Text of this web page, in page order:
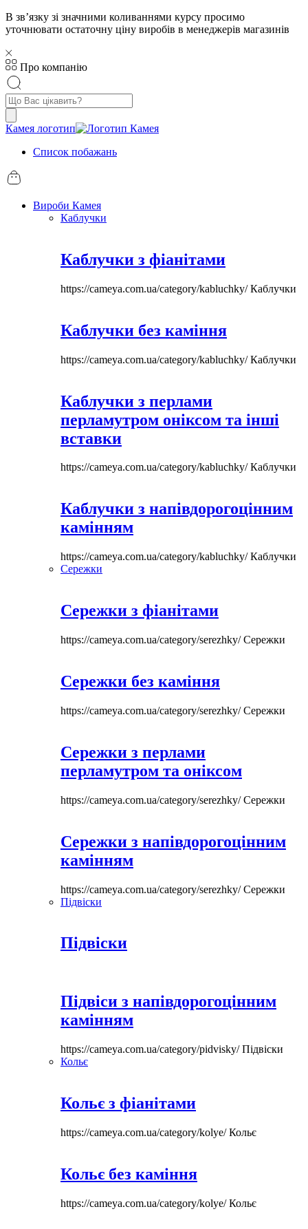
В звʼязку зі значними коливаннями курсу просимо
уточнювати остаточну ціну виробів в менеджерів магазинів
Про компанію
Пошук
товарів
Камея логотип
Список побажань
Вироби Камея
Каблучки
Каблучки з фіанітами
https://cameya.com.ua/category/kabluchky/Каблучки
Каблучки без каміння
https://cameya.com.ua/category/kabluchky/Каблучки
Каблучки з перлами
перламутром оніксом та інші
вставки
https://cameya.com.ua/category/kabluchky/Каблучки
Каблучки з напівдорогоцінним
камінням
https://cameya.com.ua/category/kabluchky/Каблучки
Сережки
Сережки з фіанітами
https://cameya.com.ua/category/serezhky/Сережки
Сережки без каміння
https://cameya.com.ua/category/serezhky/Сережки
Сережки з перлами
перламутром та оніксом
https://cameya.com.ua/category/serezhky/Сережки
Сережки з напівдорогоцінним
камінням
https://cameya.com.ua/category/serezhky/Сережки
Підвіски
Підвіски
Підвіси з напівдорогоцінним
камінням
https://cameya.com.ua/category/pidvisky/Підвіски
Кольє
Кольє з фіанітами
https://cameya.com.ua/category/kolye/Кольє
Кольє без каміння
https://cameya.com.ua/category/kolye/Кольє